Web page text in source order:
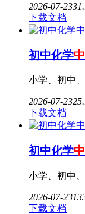
2026-07-233
下载文档
初中化学
小学、初中
2026-07-232
下载文档
初中化学
小学、初中
2026-07-231
下载文档